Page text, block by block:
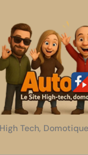
High Tech,